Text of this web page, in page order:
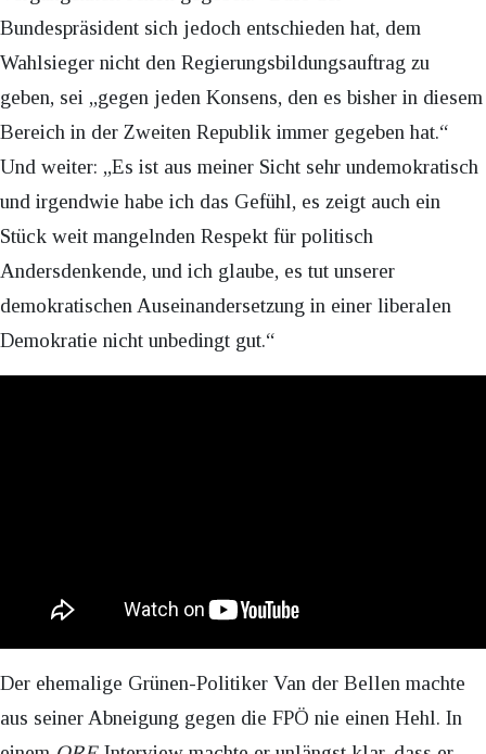
Bundespräsident sich jedoch entschieden hat, dem
Wahlsieger nicht den Regierungsbildungsauftrag zu
geben, sei „gegen jeden Konsens, den es bisher in diesem
Bereich in der Zweiten Republik immer gegeben hat.“
Und weiter: „Es ist aus meiner Sicht sehr undemokratisch
und irgendwie habe ich das Gefühl, es zeigt auch ein
Stück weit mangelnden Respekt für politisch
Andersdenkende, und ich glaube, es tut unserer
demokratischen Auseinandersetzung in einer liberalen
Demokratie nicht unbedingt gut.“
Der ehemalige Grünen-Politiker Van der Bellen machte
aus seiner Abneigung gegen die FPÖ nie einen Hehl. In